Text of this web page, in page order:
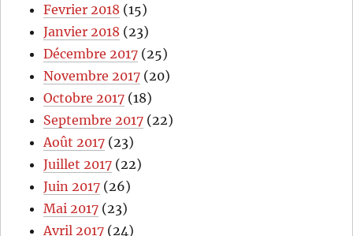
Fevrier 2018 (15)
Janvier 2018 (23)
Décembre 2017 (25)
Novembre 2017 (20)
Octobre 2017 (18)
Septembre 2017 (22)
Août 2017 (23)
Juillet 2017 (22)
Juin 2017 (26)
Mai 2017 (23)
Avril 2017 (24)